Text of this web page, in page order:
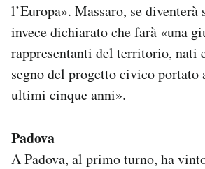
l’Europa». Massaro, se diventerà
invece dichiarato che farà «una
rappresentanti del territorio, nati
segno del progetto civico portato
ultimi cinque anni».
Padova
A Padova, al primo turno, ha